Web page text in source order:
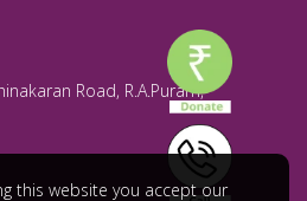
Road, R.A.Puram,
this website you accept our